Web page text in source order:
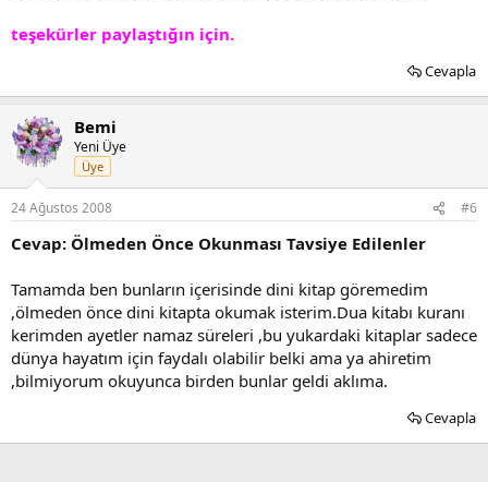
teşekürler paylaştığın için.
Cevapla
Bemi
Yeni Üye
Üye
24 Ağustos 2008 #6
Cevap: Ölmeden Önce Okunması Tavsiye Edilenler
Tamamda ben bunların içerisinde dini kitap göremedim
,ölmeden önce dini kitapta okumak isterim.Dua kitabı kuranı
kerimden ayetler namaz süreleri ,bu yukardaki kitaplar sadece
dünya hayatım için faydalı olabilir belki ama ya ahiretim
,bilmiyorum okuyunca birden bunlar geldi aklıma.
Cevapla